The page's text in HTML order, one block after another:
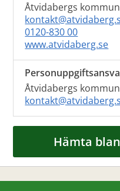
Åtvidabergs kommun
0120-830 00
www.atvidaberg.se
Åtvidabergs kommun
Hämta